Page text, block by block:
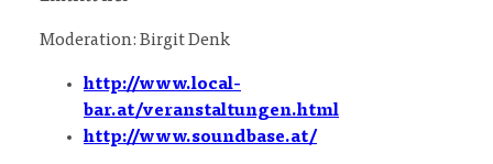
Moderation: Birgit Denk
http://www.local-
bar.at/veranstaltungen.html
http://www.soundbase.at/